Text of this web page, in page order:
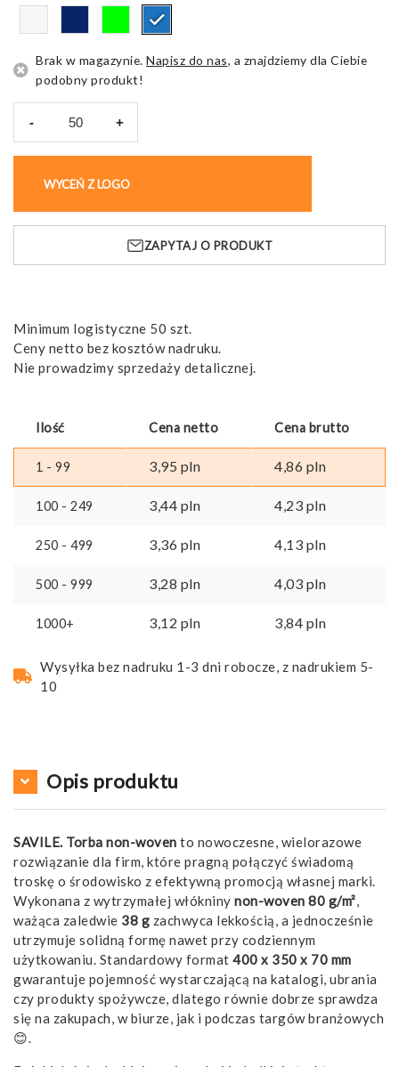
do
Brak w magazynie. Napisz do nas, a znajdziemy dla Ciebie
podobny produkt!
-
woven
+
WYCEŃ Z LOGO
ZAPYTAJ O PRODUKT
Minimum logistyczne 50 szt.
Ceny netto bez kosztów nadruku.
Nie prowadzimy sprzedaży detalicznej.
Ilość Cena netto Cena brutto
1 - 99 3,95 pln 4,86 pln
100 - 249 3,44 pln 4,23 pln
250 - 499 3,36 pln 4,13 pln
500 - 999 3,28 pln 4,03 pln
1000+ 3,12 pln 3,84 pln
Wysyłka bez nadruku 1-3 dni robocze, z nadrukiem 5-
10
Opis produktu
SAVILE. Torba non-woven to nowoczesne, wielorazowe
rozwiązanie dla firm, które pragną połączyć świadomą
troskę o środowisko z efektywną promocją własnej marki.
Wykonana z wytrzymałej włókniny non-woven 80 g/m²,
ważąca zaledwie 38 g zachwyca lekkością, a jednocześnie
utrzymuje solidną formę nawet przy codziennym
użytkowaniu. Standardowy format 400 x 350 x 70 mm
gwarantuje pojemność wystarczającą na katalogi, ubrania
czy produkty spożywcze, dlatego równie dobrze sprawdza
się na zakupach, w biurze, jak i podczas targów branżowych
😊.